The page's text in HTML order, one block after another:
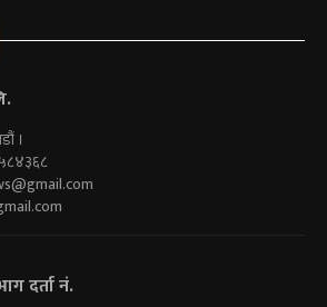
।
दर्ता नं.